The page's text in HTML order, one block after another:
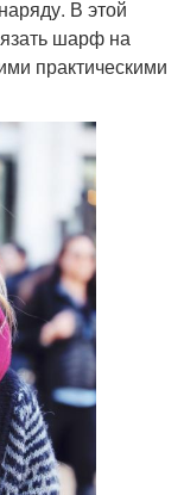
В этой
шарф на
практическими